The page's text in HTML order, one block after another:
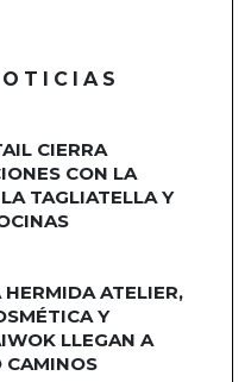
CIERRA
CON LA
TAGLIATELLA Y
HERMIDA ATELIER,
Y
LLEGAN A
CAMINOS